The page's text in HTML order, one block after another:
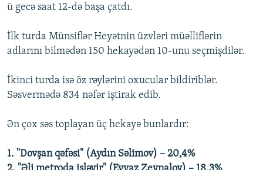
ü gecə saat 12-də başa çatdı.
İlk turda Münsiflər Heyətnin üzvləri müəlliflərin
adlarını bilmədən 150 hekayədən 10-unu seçmişdilər.
İkinci turda isə öz rəylərini oxucular bildiriblər.
Səsvermədə 834 nəfər iştirak edib.
Ən çox səs toplayan üç hekayə bunlardır:
1. "Dovşan qəfəsi" (Aydın Səlimov) – 20,4%